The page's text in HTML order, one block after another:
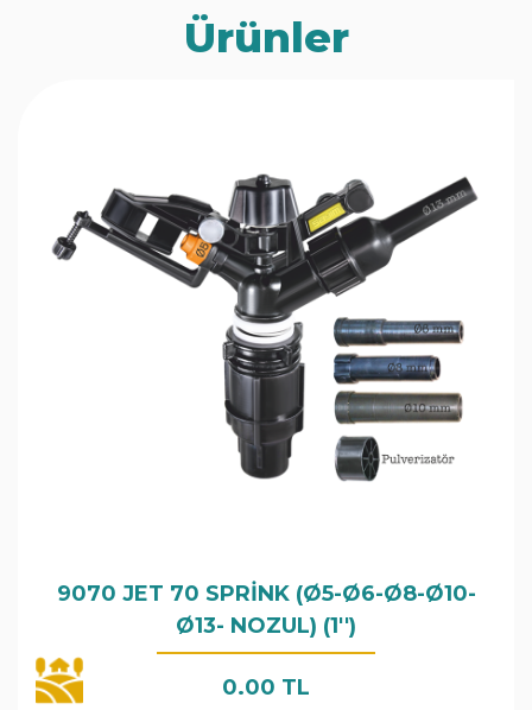
Ürünler
9070 JET 70 SPRİNK (Ø5-Ø6-Ø8-Ø10-
Ø13- NOZUL) (1'')
0.00 TL